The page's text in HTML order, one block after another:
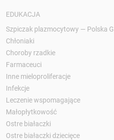
EDUKACJA
Szpiczak plazmocytowy — Polska
Chłoniaki
Choroby rzadkie
Farmaceuci
Inne mieloproliferacje
Infekcje
Leczenie wspomagające
Małopłytkowość
Ostre białaczki
Ostre białaczki dziecięce